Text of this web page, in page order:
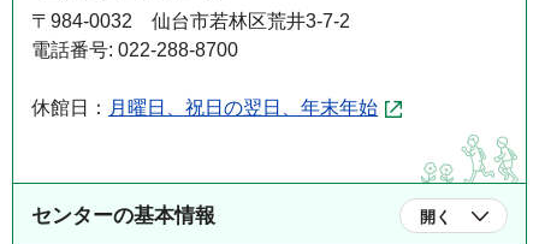
〒984-0032 仙台市若林区荒井3-7-2
電話番号: 022-288-8700
休館日： 月曜日、祝日の翌日、年末年始
センターの基本情報 開く